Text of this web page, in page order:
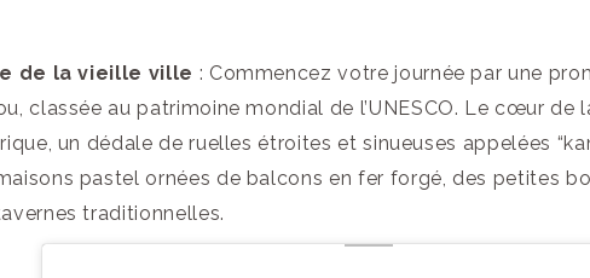
de la vieille ville : Commencez votre journée par une
classée au patrimoine mondial de l’UNESCO. Le cœur de
un dédale de ruelles étroites et sinueuses appelées
pastel ornées de balcons en fer forgé, des petites
traditionnelles.